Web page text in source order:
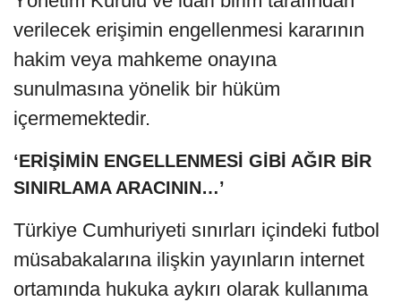
verilecek erişimin engellenmesi kararının
hakim veya mahkeme onayına
sunulmasına yönelik bir hüküm
içermemektedir.
‘ERİŞİMİN ENGELLENMESİ GİBİ AĞIR BİR
SINIRLAMA ARACININ…’
Türkiye Cumhuriyeti sınırları içindeki futbol
müsabakalarına ilişkin yayınların internet
ortamında hukuka aykırı olarak kullanıma